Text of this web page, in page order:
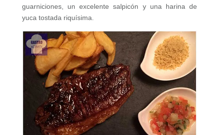
guarniciones, un excelente salpicón y una harina de
yuca tostada riquísima.